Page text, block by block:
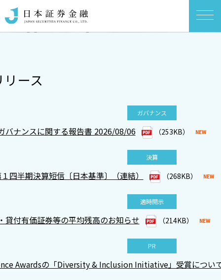
OUR MESSAGE
OUR MESSAGE
OUR MESSAGE
OUR MESSAGE
ース
ガバナンス
バナンスに関する報告書 2026/08/06 （253KB）
決算
四半期決算短信〔日本基準〕（連結） （268KB）
適時開示
貸付有価証券等の平均残高のお知らせ （214KB）
PR
Awardsの「Diversity & Inclusion Initiative」受賞につい